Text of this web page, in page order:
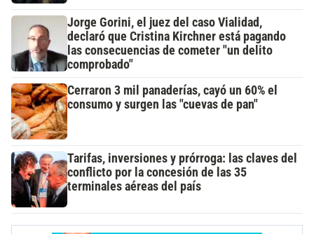
Jorge Gorini, el juez del caso Vialidad,
declaró que Cristina Kirchner está pagando
las consecuencias de cometer "un delito
comprobado"
Cerraron 3 mil panaderías, cayó un 60% el
consumo y surgen las "cuevas de pan"
Tarifas, inversiones y prórroga: las claves del
conflicto por la concesión de las 35
terminales aéreas del país